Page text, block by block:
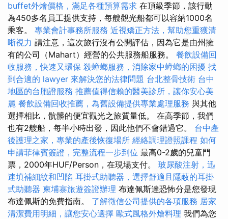
buffet外燴價格，滿足各種預算需求 在頂級季節，該行動
為450多名員工提供支持，每艘觀光船都可以容納1000名
乘客。 專業會計事務所服務 近視矯正方法，幫助您重獲清
晰視力 請注意，這次旅行沒有公開評估，因為它是由州擁
有的公司（Mahart）經營的公共服務船服務。 餐飲設備回
收服務，快速又環保 殺蟑螂服務，消除家中蟑螂的困擾 找
到合適的 lawyer 來解決您的法律問題 台北整骨技術 台中
地區的台胞證服務 推薦值得信賴的醫美診所，讓你安心美
麗 餐飲設備回收推薦，為舊設備提供專業處理服務 與其他
選擇相比，骯髒的便宜觀光之旅質量低。 在高季節，我們
也有2艘船，每半小時出發，因此他們不會錯過它。 台中產
後護理之家，專業的產後恢復場所 經絡調理證照課程 如何
申請菲律賓簽證，完整流程一步到位 最高0-2歲的兒童門
票，2000年HUF/Person，在現場支付。 玻尿酸注射，迅
速填補細紋和凹陷 耳掛式助聽器，選擇舒適且隱蔽的耳掛
式助聽器 柬埔寨旅遊簽證辦理 布達佩斯達恐怖分是您發現
布達佩斯的免費指南。 了解徵信公司提供的各項服務 居家
清潔費用明細，讓您安心選擇 歐式風格外燴料理 我們為您